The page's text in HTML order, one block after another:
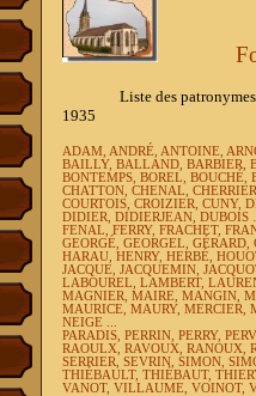
Liste des patronymes les
1935
ADAM, ANDRÉ, ANTOINE,
BAILLY, BALLAND, BARBIER,
BONTEMPS, BOREL,
CHATTON, CHENAL,
COURTOIS, CROIZIER, CUNY,
DIDIER, DIDIERJEAN,
FENAL, FERRY, FRACHET,
GEORGÉ, GEORGEL,
HARAU, HENRY, HERBÉ,
JACQUE, JACQUEMIN,
LABOUREL, LAMBERT,
MAGNIER, MAIRE, MANGIN,
MAURICE, MAURY,
NEIGE ...
PARADIS, PERRIN, PERRY,
RAOULX, RAVOUX, RANOUX,
SERRIER, SEVRIN, SIMON,
THIÉBAULT, THIÉBAUT,
VANOT, VILLAUME, VOINOT,